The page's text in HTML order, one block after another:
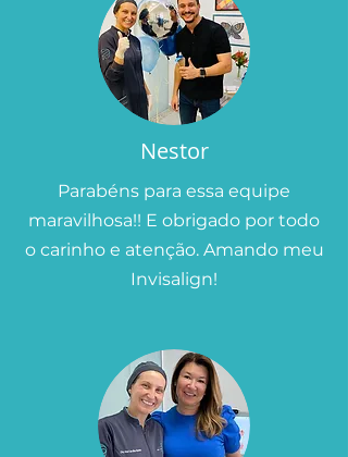
Nestor
Parabéns para essa equipe
maravilhosa!! E obrigado por todo
o carinho e atenção. Amando meu
Invisalign!